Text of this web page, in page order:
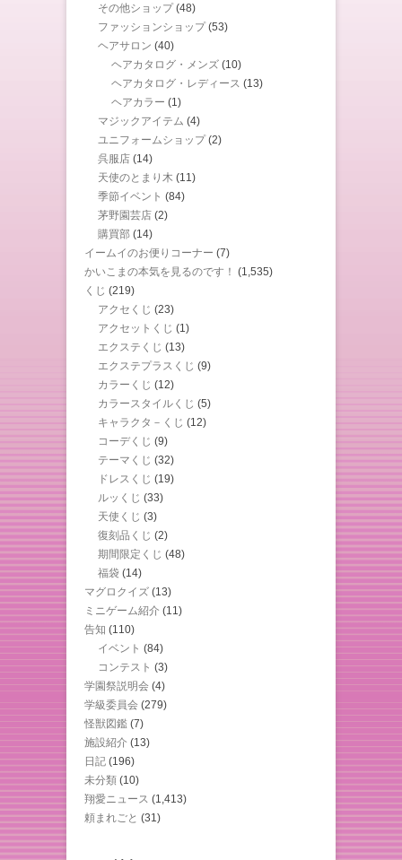
その他ショップ(48)
ファッションショップ(53)
ヘアサロン (40)
ヘアカタログ・メンズ (10)
ヘアカタログ・レディース (13)
ヘアカラー (1)
マジックアイテム (4)
ユニフォームショップ(2)
呉服店 (14)
天使のとまり木 (11)
季節イベント (84)
茅野園芸店 (2)
購買部 (14)
イームイのお便りコーナー (7)
かいこまの本気を見るのです！ (1,535)
くじ (219)
アクセくじ (23)
アクセットくじ (1)
エクステくじ (13)
エクステプラスくじ (9)
カラーくじ (12)
カラースタイルくじ (5)
キャラクタ－くじ (12)
コーデくじ (9)
テーマくじ (32)
ドレスくじ (19)
ルッくじ (33)
天使くじ (3)
復刻品くじ (2)
期間限定くじ (48)
福袋 (14)
マグロクイズ (13)
ミニゲーム紹介 (11)
告知 (110)
イベント (84)
コンテスト (3)
学園祭説明会 (4)
学級委員会 (279)
怪獣図鑑 (7)
施設紹介 (13)
日記 (196)
未分類 (10)
翔愛ニュース (1,413)
頼まれごと (31)